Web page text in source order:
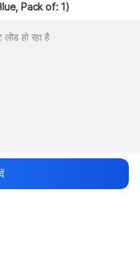
Pack of: 1)
हो रहा है